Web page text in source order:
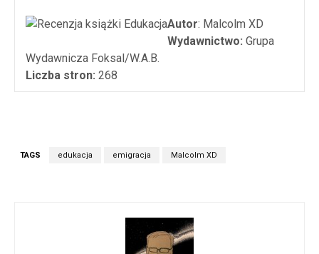
Autor: Malcolm XD
Wydawnictwo: Grupa
Wydawnicza Foksal/W.A.B.
Liczba stron: 268
TAGS edukacja emigracja Malcolm XD